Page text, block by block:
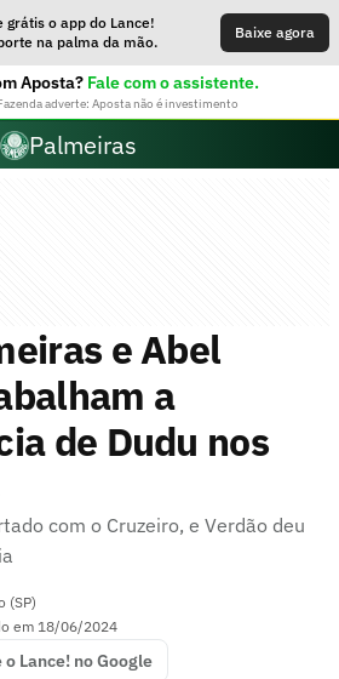
grátis o app do Lance!
na palma da mão.
Baixe agora
Aposta? Fale com o assistente.
adverte: Aposta não é investimento
Palmeiras
e Abel
a
de Dudu nos
com o Cruzeiro, e Verdão deu
(SP)
em 18/06/2024
o Lance! no Google